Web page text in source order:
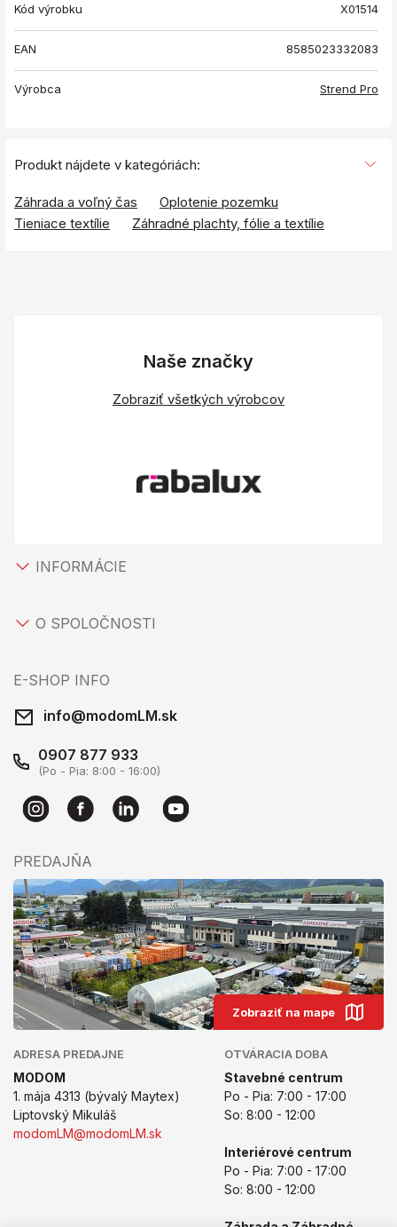
Kód výrobku X01514
EAN 8585023332083
Výrobca Strend Pro
Produkt nájdete v kategóriách:
Záhrada a voľný čas
Oplotenie pozemku
Tieniace textílie
Záhradné plachty, fólie a textílie
Naše značky
Zobraziť všetkých výrobcov
INFORMÁCIE
O SPOLOČNOSTI
E-SHOP INFO
info@modomLM.sk
0907 877 933
(Po - Pia: 8:00 - 16:00)
PREDAJŇA
Zobraziť na mape
ADRESA PREDAJNE
MODOM
1. mája 4313 (bývalý Maytex)
Liptovský Mikuláš
modomLM@modomLM.sk
OTVÁRACIA DOBA
Stavebné centrum
Po - Pia: 7:00 - 17:00
So: 8:00 - 12:00
Interiérové centrum
Po - Pia: 7:00 - 17:00
So: 8:00 - 12:00